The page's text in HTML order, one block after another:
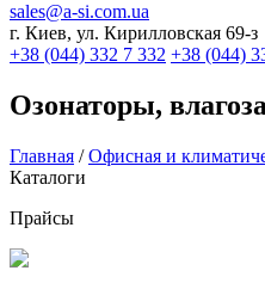
sales@a-si.com.ua
г. Киев, ул. Кирилловская 69-з
+38 (044) 332 7 332 +38 (044)
Озонаторы,
Главная /Офисная и
Каталоги
Прайсы